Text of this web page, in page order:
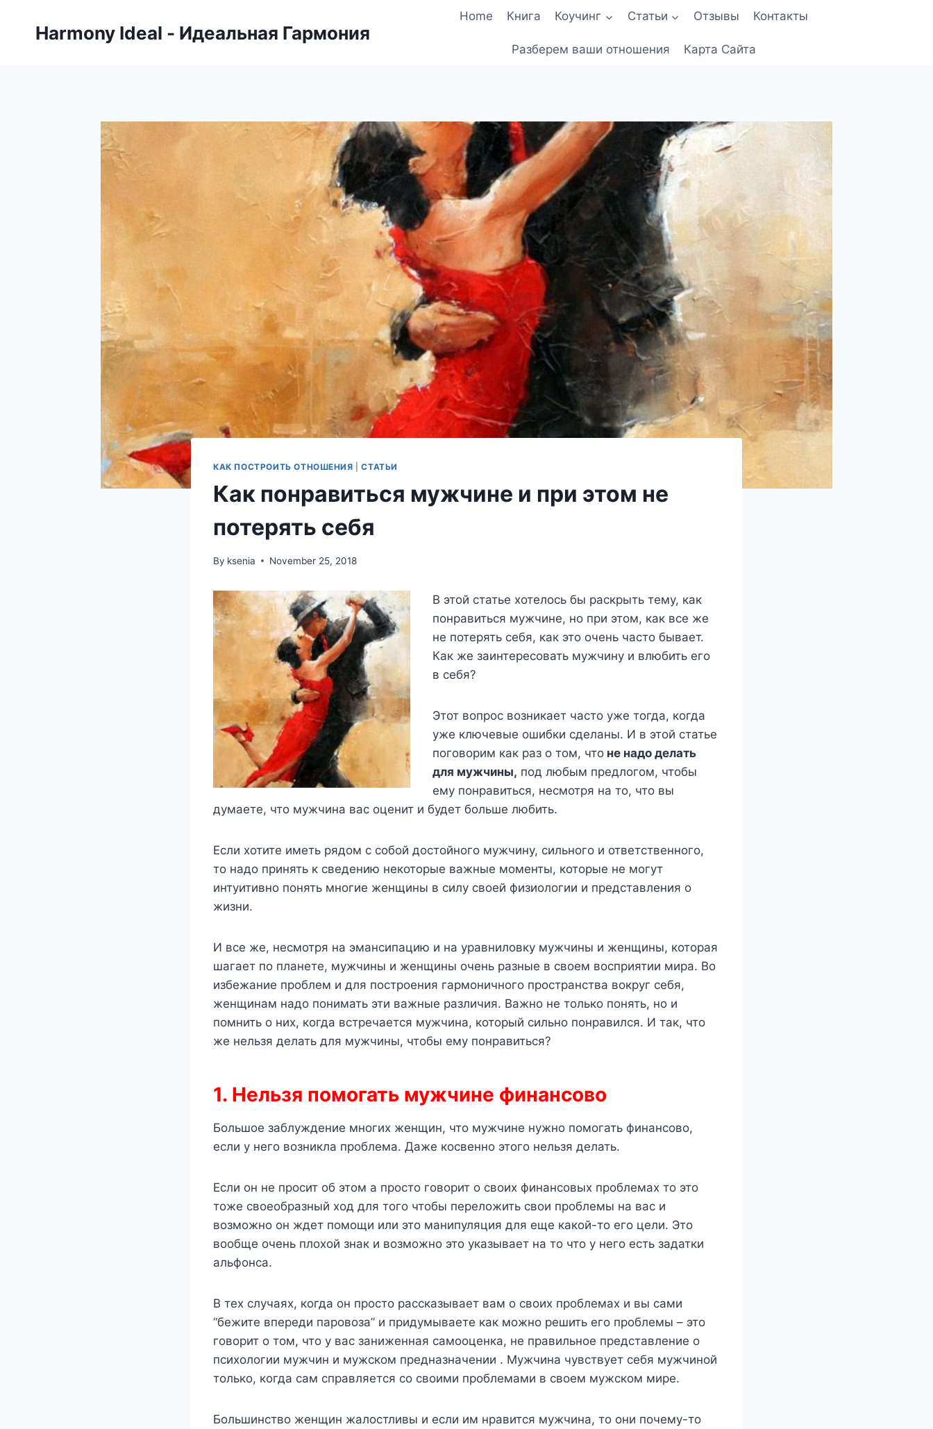
Harmony Ideal - Идеальная Гармония
Home Книга Коучинг Статьи Отзывы Контакты
Разберем ваши отношения Карта Сайта
КАК ПОСТРОИТЬ ОТНОШЕНИЯ |СТАТЬИ
Как понравиться мужчине и при этом не
потерять себя
By ksenia November 25, 2018
В этой статье хотелось бы раскрыть тему, как
понравиться мужчине, но при этом, как все же
не потерять себя, как это очень часто бывает.
Как же заинтересовать мужчину и влюбить его
в себя?
Этот вопрос возникает часто уже тогда, когда
уже ключевые ошибки сделаны. И в этой статье
поговорим как раз о том, что не надо делать
для мужчины, под любым предлогом, чтобы
ему понравиться, несмотря на то, что вы
думаете, что мужчина вас оценит и будет больше любить.
Если хотите иметь рядом с собой достойного мужчину, сильного и ответственного,
то надо принять к сведению некоторые важные моменты, которые не могут
интуитивно понять многие женщины в силу своей физиологии и представления о
жизни.
И все же, несмотря на эмансипацию и на уравниловку мужчины и женщины, которая
шагает по планете, мужчины и женщины очень разные в своем восприятии мира. Во
избежание проблем и для построения гармоничного пространства вокруг себя,
женщинам надо понимать эти важные различия. Важно не только понять, но и
помнить о них, когда встречается мужчина, который сильно понравился. И так, что
же нельзя делать для мужчины, чтобы ему понравиться?
1. Нельзя помогать мужчине финансово
Большое заблуждение многих женщин, что мужчине нужно помогать финансово,
если у него возникла проблема. Даже косвенно этого нельзя делать.
Если он не просит об этом а просто говорит о своих финансовых проблемах то это
тоже своеобразный ход для того чтобы переложить свои проблемы на вас и
возможно он ждет помощи или это манипуляция для еще какой-то его цели. Это
вообще очень плохой знак и возможно это указывает на то что у него есть задатки
альфонса.
В тех случаях, когда он просто рассказывает вам о своих проблемах и вы сами
“бежите впереди паровоза” и придумываете как можно решить его проблемы – это
говорит о том, что у вас заниженная самооценка, не правильное представление о
психологии мужчин и мужском предназначении . Мужчина чувствует себя мужчиной
только, когда сам справляется со своими проблемами в своем мужском мире.
Большинство женщин жалостливы и если им нравится мужчина, то они почему-то